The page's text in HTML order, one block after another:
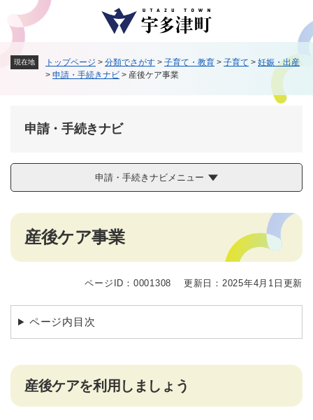
メニューを飛ばして本文へ
現在地 トップページ > 分類でさがす > 子育て・教育 > 子育て > 妊娠・出産
> 申請・手続きナビ > 産後ケア事業
申請・手続きナビ
申請・手続きナビメニュー
本
産後ケア事業
ページID：0001308 更新日：2025年4月1日更新
ページ内目次
産後ケアを利用しましょう